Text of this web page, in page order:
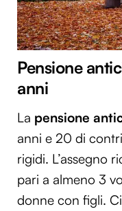
Pensione
anni
La pensione
anni e 20 di
rigidi. L’assegno
pari a almeno 3
donne con figli.